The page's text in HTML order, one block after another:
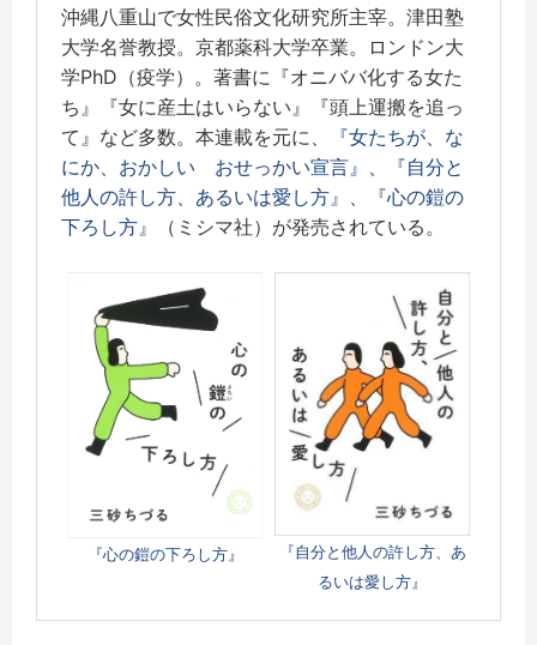
沖縄八重山で女性民俗文化研究所主宰。津田塾
大学名誉教授。京都薬科大学卒業。ロンドン大
学PhD（疫学）。著書に『オニババ化する女た
ち』『女に産土はいらない』『頭上運搬を追っ
て』など多数。本連載を元に、
『女たちが、な
にか、おかしい おせっかい宣言』 、
『自分と
他人の許し方、あるいは愛し方』 、
『心の鎧の
下ろし方』
（ミシマ社）が発売されている。
『心の鎧の下ろし方』
『自分と他人の許し方、あ
るいは愛し方』